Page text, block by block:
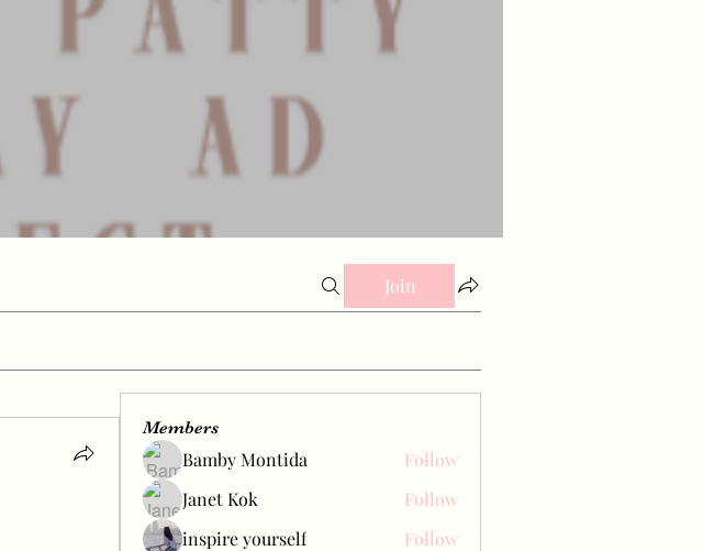
Join
Members
Bamby Montida
Follow
Janet Kok
Follow
inspire yourself
Follow